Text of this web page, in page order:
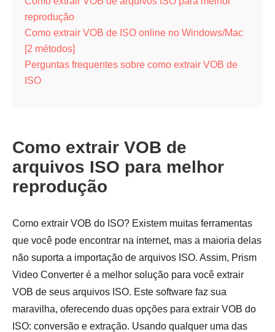
reprodução
Como extrair VOB de ISO online no Windows/Mac
[2 métodos]
Perguntas frequentes sobre como extrair VOB de
ISO
Como extrair VOB de
arquivos ISO para melhor
reprodução
Como extrair VOB do ISO? Existem muitas ferramentas
que você pode encontrar na internet, mas a maioria delas
não suporta a importação de arquivos ISO. Assim, Prism
Video Converter é a melhor solução para você extrair
VOB de seus arquivos ISO. Este software faz sua
maravilha, oferecendo duas opções para extrair VOB do
ISO: conversão e extração. Usando qualquer uma das